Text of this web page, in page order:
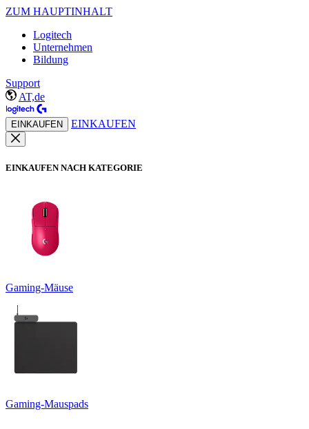
ZUM HAUPTINHALT
Logitech
Unternehmen
Bildung
Support
AT,de
EINKAUFEN EINKAUFEN
EINKAUFEN NACH KATEGORIE
Gaming-Mäuse
Gaming-Mauspads